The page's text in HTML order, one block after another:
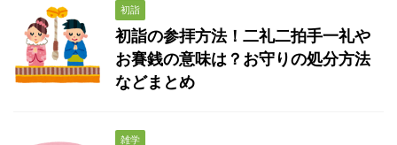
初詣
初詣の参拝方法！二礼二拍手一礼や
お賽銭の意味は？お守りの処分方法
などまとめ
雑学